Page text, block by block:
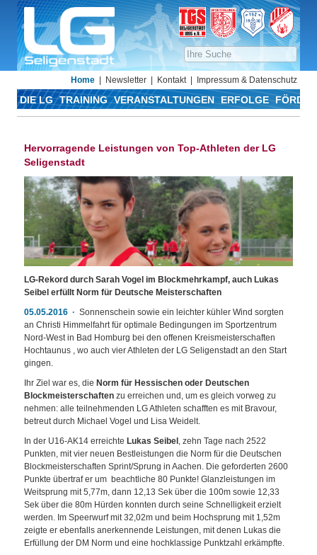
Home Newsletter Kontakt Impressum & Datenschutz
DIE LG TRAINING VERANSTALTUNGEN ERFOLGE
Hervorragende Leistungen von Top-Athleten der LG
Seligenstadt
LG-Rekord durch Sarah Vogel im Blockmehrkampf, auch Lukas
Seibel erfüllt Norm für Deutsche Meisterschaften
05.05.2016
Sonnenschein sowie ein leichter kühler Wind sorgten
an Christi Himmelfahrt für optimale Bedingungen im Sportzentrum
Nord-West in Bad Homburg bei den offenen Kreismeisterschaften
Hochtaunus , wo auch vier Athleten der LG Seligenstadt an den Start
gingen.
Ihr Ziel war es, die Norm für Hessischen oder Deutschen
Blockmeisterschaften zu erreichen und, um es gleich vorweg zu
nehmen: alle teilnehmenden LG Athleten schafften es mit Bravour,
betreut durch Michael Vogel und Lisa Weidelt.
In der U16-AK14 erreichte Lukas Seibel , zehn Tage nach 2522
Punkten, mit vier neuen Bestleistungen die Norm für die Deutschen
Blockmeisterschaften Sprint/Sprung in Aachen. Die geforderten 2600
Punkte übertraf er um beachtliche 80 Punkte! Glanzleistungen im
Weitsprung mit 5,77m, dann 12,13 Sek über die 100m sowie 12,33
Sek über die 80m Hürden konnten durch seine Schnelligkeit erzielt
werden. Im Speerwurf mit 32,02m und beim Hochsprung mit 1,52m
zeigte er ebenfalls anerkennende Leistungen, mit denen Lukas die
Erfüllung der DM Norm und eine hochklassige Punktzahl erkämpfte.